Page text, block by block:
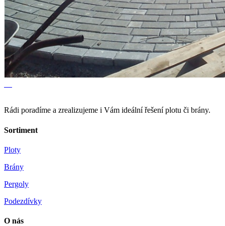
Rádi poradíme a zrealizujeme i Vám ideální řešení plotu či brány.
Sortiment
Ploty
Brány
Pergoly
Podezdívky
O nás